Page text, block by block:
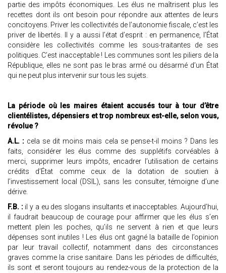
partie des impôts économiques. Les élus ne maîtrisent plus les
recettes dont ils ont besoin pour répondre aux attentes de leurs
concitoyens. Priver les collectivités de l’autonomie fiscale, c’est les
priver de libertés. Il y a aussi l’état d’esprit : en permanence, l’État
considère les collectivités comme les sous-traitantes de ses
politiques. C’est inacceptable ! Les communes sont les piliers de la
République, elles ne sont pas le bras armé ou désarmé d’un État
qui ne peut plus intervenir sur tous les sujets.
La période où les maires étaient accusés tour à tour d’être
clientélistes, dépensiers et trop nombreux est-elle, selon vous,
révolue ?
A.L. : cela se dit moins mais cela se pense-t-il moins ? Dans les
faits, considérer les élus comme des supplétifs corvéables à
merci, supprimer leurs impôts, encadrer l’utilisation de certains
crédits d’État comme ceux de la dotation de soutien à
l’investissement local (DSIL), sans les consulter, témoigne d’une
dérive.
F.B. :il y a eu des slogans insultants et inacceptables. Aujourd’hui,
il faudrait beaucoup de courage pour affirmer que les élus s’en
mettent plein les poches, qu’ils ne servent à rien et que leurs
dépenses sont inutiles ! Les élus ont gagné la bataille de l’opinion
par leur travail collectif, notamment dans des circonstances
graves comme la crise sanitaire. Dans les périodes de difficultés,
ils sont et seront toujours au rendez-vous de la protection de la